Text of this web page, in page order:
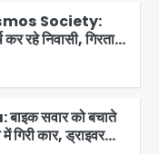
Society:
रहे निवासी, गिरता
बनी बड़ी चुनौती
सवार को बचाते
गिरी कार, ड्राइवर